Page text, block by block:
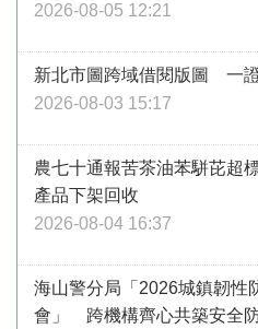
2026-08-05 12:21
新北市圖跨域借閱版圖 一
2026-08-03 15:17
農七十通報苦茶油苯駢芘超
產品下架回收
2026-08-04 16:37
海山警分局「2026城鎮韌性
會」 跨機構齊心共築安全